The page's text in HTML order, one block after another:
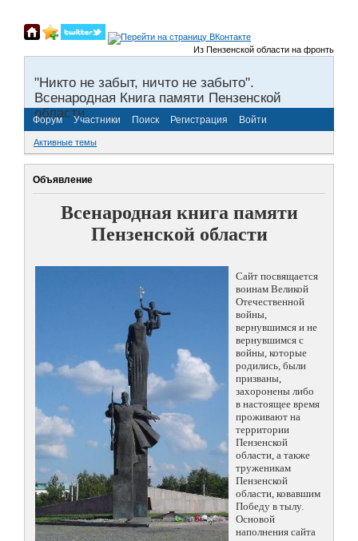
Из Пензенской области на фронты
"Никто не забыт, ничто не забыто".
Всенародная Книга памяти Пензенской
области.
Форум Участники Поиск Регистрация Войти
Активные темы
Объявление
Всенародная книга памяти
Пензенской области
Сайт посвящается
воинам Великой
Отечественной
войны,
вернувшимся и не
вернувшимся с
войны, которые
родились, были
призваны,
захоронены либо
в настоящее время
проживают на
территории
Пензенской
области, а также
труженикам
Пензенской
области, ковавшим
Победу в тылу.
Основой
наполнения сайта